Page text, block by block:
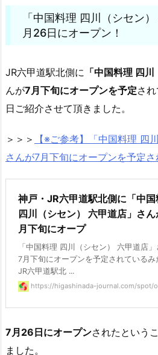
「中国料理 四川（シセン
月26日にオープン！
JR六甲道駅北側に 「中国料理 四
んが7月下旬にオープンを予定さ
日ご紹介させて頂きました。
＞＞＞ 【※ご参考】
「中国料理 四
さんが7月下旬にオープンを予定さ
神戸・JR六甲道駅北側に「中国
四川（シセン） 六甲道店」さん
月下旬にオープ
「中国料理 四川（シセン） 六甲道店
7月下旬にオープンを予定されているみ
JR六甲道駅北 ...
https://higashinada-journal.com/spot/
7月26日にオープンされたという
ました。